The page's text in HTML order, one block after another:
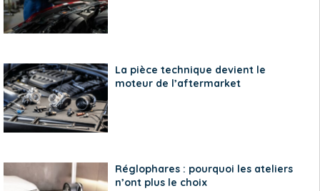
La pièce technique devient le
moteur de l’aftermarket
Réglophares : pourquoi les ateliers
n’ont plus le choix